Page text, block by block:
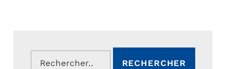
Rechercher :